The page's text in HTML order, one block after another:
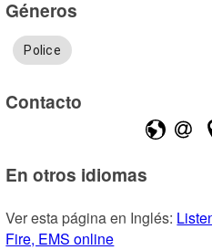
Géneros
Police
Contacto
En otros idiomas
Ver esta página en Inglés:
Fire, EMS online